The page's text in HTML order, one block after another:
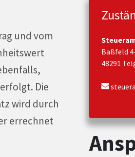
und vom
Die
wird durch
errechnet
Baßfeld
48291